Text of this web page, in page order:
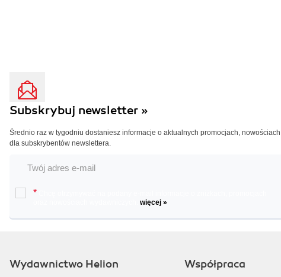
Subskrybuj newsletter »
Średnio raz w tygodniu dostaniesz informacje o aktualnych promocjach,
dla subskrybentów newslettera.
*
więcej »
Wydawnictwo Helion Współpraca